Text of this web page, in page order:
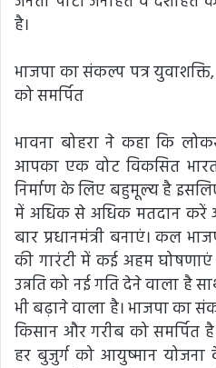
है।
भाजपा का संकल्प पत्र
को समर्पित
भावना बोहरा ने कहा कि
आपका एक वोट विकसित
निर्माण के लिए बहुमूल्य है
में अधिक से अधिक मतदान करें
बार प्रधानमंत्री बनाएं। कल
की गारंटी में कई अहम घोषणाएं
उन्नति को नई गति देने वाला है
भी बढ़ाने वाला है। भाजपा का
किसान और गरीब को
हर बुजुर्ग को आयुष्मान